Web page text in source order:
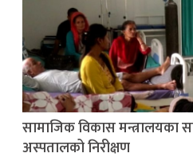
सामाजिक विकास मन्त्रालयका
अस्पतालको निरीक्षण